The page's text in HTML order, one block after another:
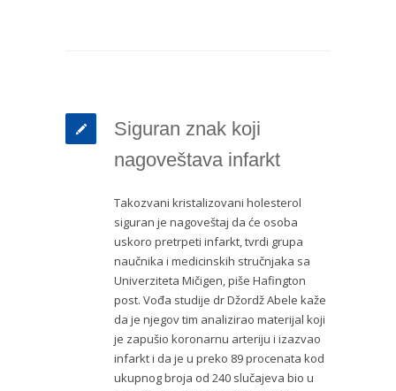
Siguran znak koji
nagoveštava infarkt
Takozvani kristalizovani holesterol
siguran je nagoveštaj da će osoba
uskoro pretrpeti infarkt, tvrdi grupa
naučnika i medicinskih stručnjaka sa
Univerziteta Mičigen, piše Hafington
post. Vođa studije dr Džordž Abele kaže
da je njegov tim analizirao materijal koji
je zapušio koronarnu arteriju i izazvao
infarkt i da je u preko 89 procenata kod
ukupnog broja od 240 slučajeva bio u